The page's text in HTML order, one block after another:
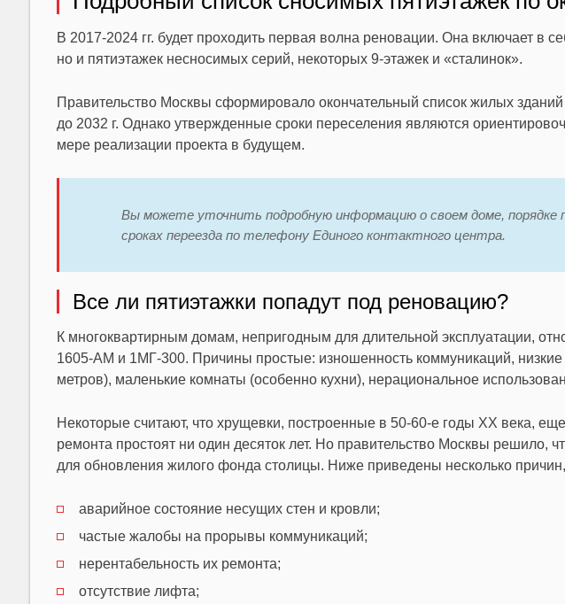
В 2017-2024 гг. будет проходить первая волна реновации. Она включает в
но и пятиэтажек несносимых серий, некоторых 9-этажек и «сталинок».
Правительство Москвы сформировало окончательный список жилых
до 2032 г. Однако утвержденные сроки переселения являются
мере реализации проекта в будущем.
Вы можете уточнить подробную информацию о своем доме, порядке
сроках переезда по телефону Единого контактного центра.
Все ли пятиэтажки попадут под реновацию?
К многоквартирным домам, непригодным для длительной эксплуатации,
1605-АМ и 1МГ-300. Причины простые: изношенность коммуникаций, низкие
метров), маленькие комнаты (особенно кухни), нерациональное
Некоторые считают, что хрущевки, построенные в 50-60-е годы XX века,
ремонта простоят ни один десяток лет. Но правительство Москвы решило,
для обновления жилого фонда столицы. Ниже приведены несколько
аварийное состояние несущих стен и кровли;
частые жалобы на прорывы коммуникаций;
нерентабельность их ремонта;
отсутствие лифта;